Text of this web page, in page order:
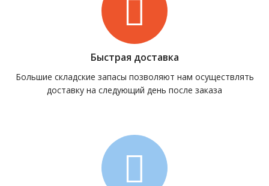
Быстрая доставка
Большие складские запасы позволяют нам осуществлять
доставку на следующий день после заказа